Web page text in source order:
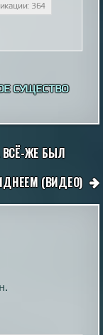
364
СУЩЕСТВО
ВСЁ-ЖЕ БЫЛ
(ВИДЕО)